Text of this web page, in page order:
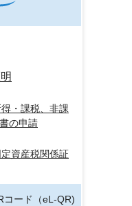
・課税、非課
の申請
資産税関係証
コード（eL-QR)